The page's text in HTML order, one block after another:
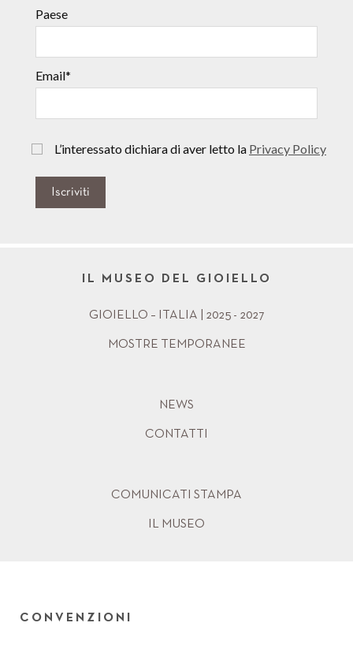
Paese
Email*
L’interessato dichiara di aver letto la Privacy Policy
Iscriviti
IL MUSEO DEL GIOIELLO
GIOIELLO – ITALIA | 2025 - 2027
MOSTRE TEMPORANEE
NEWS
CONTATTI
COMUNICATI STAMPA
IL MUSEO
CONVENZIONI